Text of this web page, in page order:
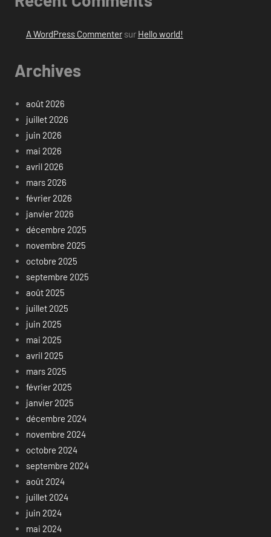
A WordPress Commentersur Hello world!
Archives
août 2026
juillet 2026
juin 2026
mai 2026
avril 2026
mars 2026
février 2026
janvier 2026
décembre 2025
novembre 2025
octobre 2025
septembre 2025
août 2025
juillet 2025
juin 2025
mai 2025
avril 2025
mars 2025
février 2025
janvier 2025
décembre 2024
novembre 2024
octobre 2024
septembre 2024
août 2024
juillet 2024
juin 2024
mai 2024